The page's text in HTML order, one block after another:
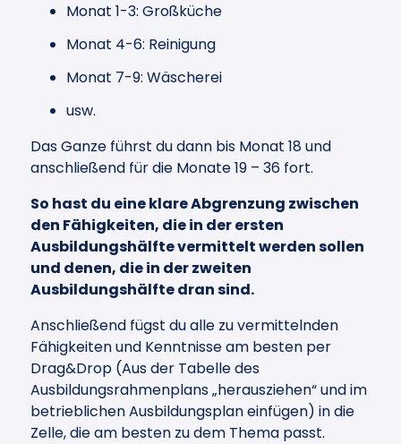
Monat 1-3: Großküche
Monat 4-6: Reinigung
Monat 7-9: Wäscherei
usw.
Das Ganze führst du dann bis Monat 18 und
anschließend für die Monate 19 – 36 fort.
So hast du eine klare Abgrenzung zwischen
den Fähigkeiten, die in der ersten
Ausbildungshälfte vermittelt werden sollen
und denen, die in der zweiten
Ausbildungshälfte dran sind.
Anschließend fügst du alle zu vermittelnden
Fähigkeiten und Kenntnisse am besten per
Drag&Drop (Aus der Tabelle des
Ausbildungsrahmenplans „herausziehen“ und im
betrieblichen Ausbildungsplan einfügen) in die
Zelle, die am besten zu dem Thema passt.